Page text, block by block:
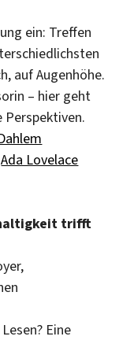
ein: Treffen
auf Augenhöhe.
– hier geht
Perspektiven.
Ada Lovelace
trifft
Eine